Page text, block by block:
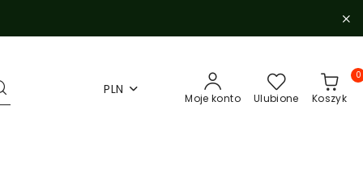
PLN
Moje konto Ulubione Koszyk
0